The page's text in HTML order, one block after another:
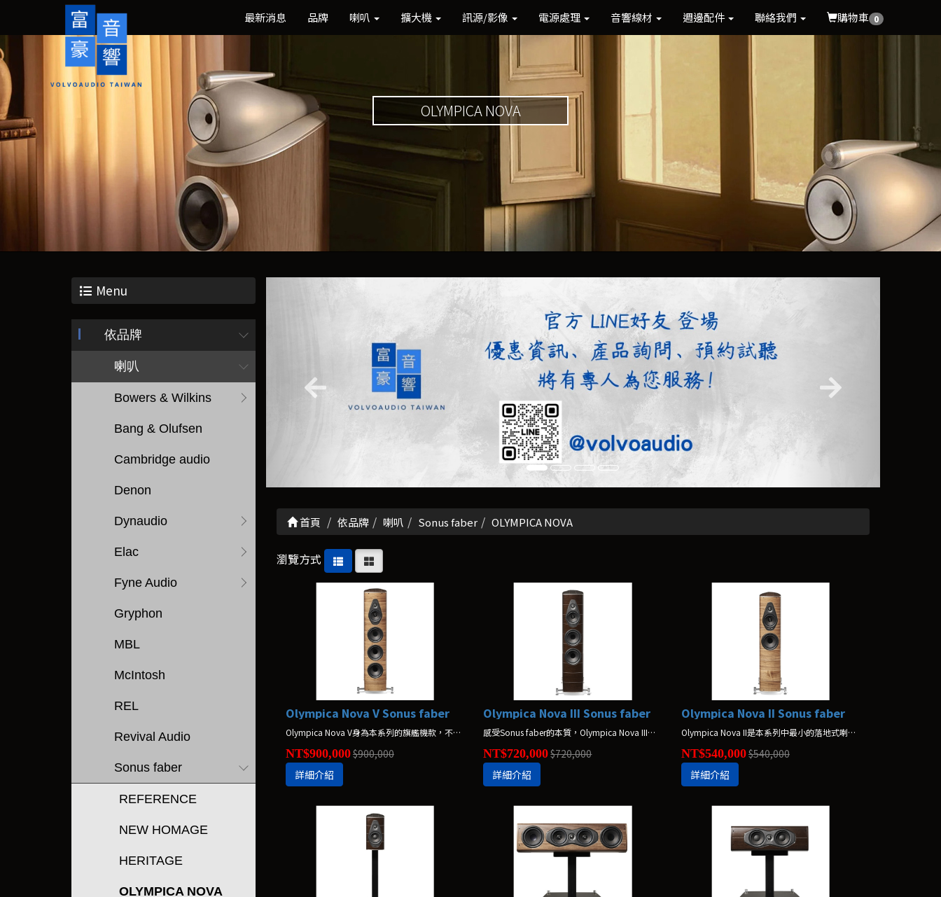
最新消息 品牌 喇叭 擴大機 訊源/影像 電源處理 音響線材 週邊配件 聯絡我們 購物車 0
OLYMPICA NOVA
Menu
依品牌
喇叭
Bowers & Wilkins
Bang & Olufsen
Cambridge audio
Denon
Dynaudio
Elac
Fyne Audio
Gryphon
MBL
McIntosh
REL
Revival Audio
Sonus faber
REFERENCE
NEW HOMAGE
HERITAGE
OLYMPICA NOVA
首頁 依品牌 喇叭 Sonus faber OLYMPICA NOVA
瀏覽方式
Olympica Nova V Sonus faber
Olympica Nova V身為本系列的旗艦機款，不只是喇叭，更是室內設計的一部份。沒有過多的裝飾，Olympica Nova V將用溫暖而迷人的聲音填滿您的房間。
NT$900,000$900,000
詳細介紹
Olympica Nova III Sonus faber
感受Sonus faber的本質，Olympica Nova III完美融入您的家及音樂。
NT$720,000$720,000
詳細介紹
Olympica Nova II Sonus faber
Olympica Nova II是本系列中最小的落地式喇叭，但它仍具備滿足任何音樂空間的所有需求。
NT$540,000$540,000
詳細介紹